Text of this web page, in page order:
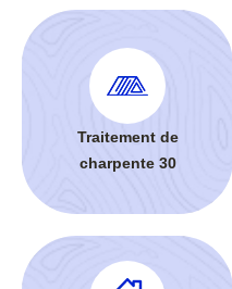
Traitement de
charpente 30